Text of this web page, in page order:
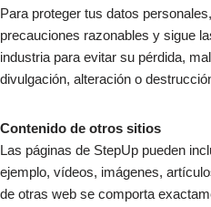
Para proteger tus datos
precauciones razonables y sigue
industria para evitar su pérdida,
divulgación, alteración o
Contenido de otros sitios
Las páginas de StepUp pueden
ejemplo, vídeos, imágenes,
de otras web se comporta